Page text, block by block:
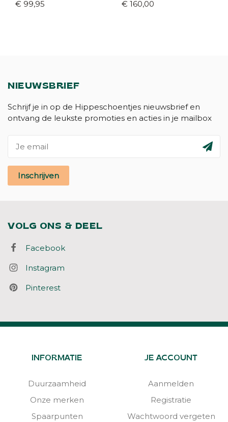
€ 99,95 € 160,00
NIEUWSBRIEF
Schrijf je in op de Hippeschoentjes nieuwsbrief en
ontvang de leukste promoties en acties in je mailbox
Inschrijven
VOLG ONS & DEEL
Facebook
Instagram
Pinterest
INFORMATIE
Duurzaamheid
Onze merken
Spaarpunten
JE ACCOUNT
Aanmelden
Registratie
Wachtwoord vergeten